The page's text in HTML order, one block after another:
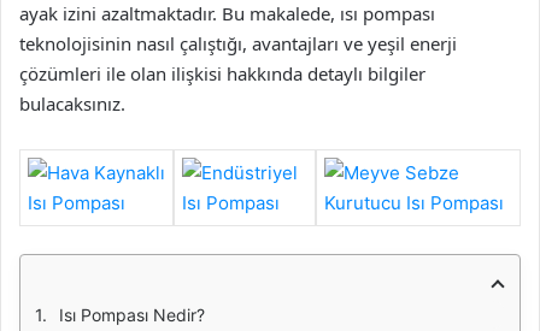
ayak izini azaltmaktadır. Bu makalede, ısı pompası
teknolojisinin nasıl çalıştığı, avantajları ve yeşil enerji
çözümleri ile olan ilişkisi hakkında detaylı bilgiler
bulacaksınız.
Isı Pompası Nedir?